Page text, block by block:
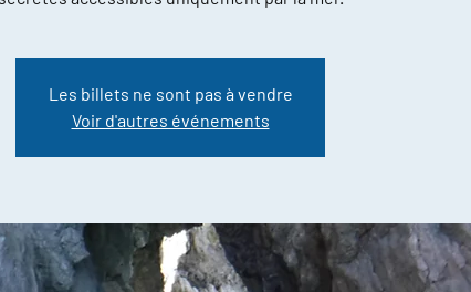
Les billets ne sont pas à vendre
Voir d'autres événements